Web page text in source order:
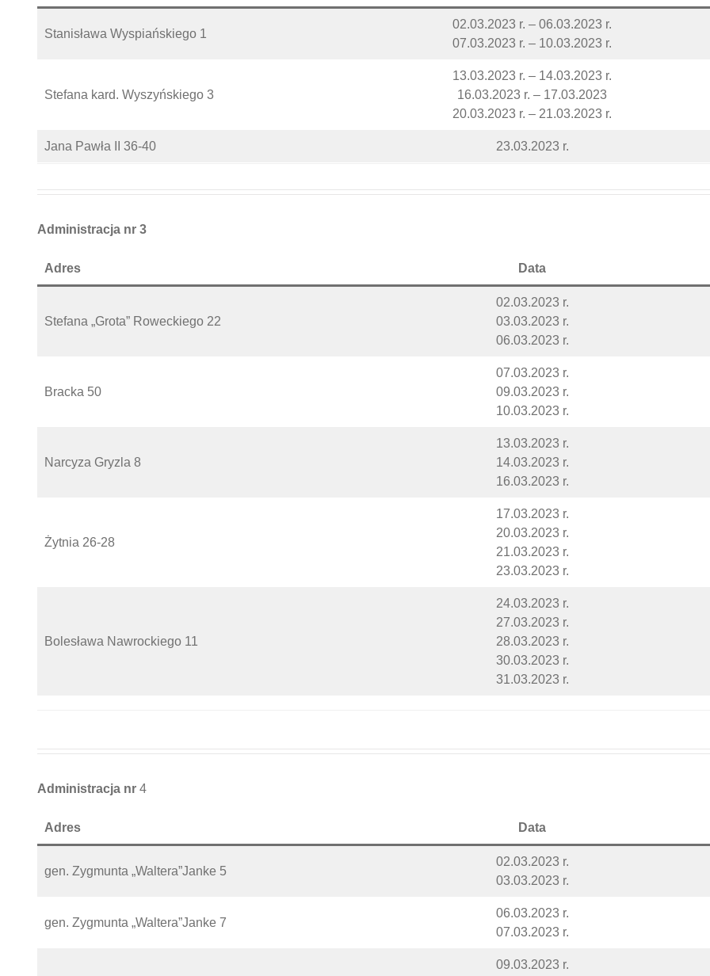
Stanisława Wyspiańskiego 1
02.03.2023 r. – 06.03.2023 r.
07.03.2023 r. – 10.03.2023 r.
Stefana kard. Wyszyńskiego 3
13.03.2023 r. – 14.03.2023 r.
16.03.2023 r. – 17.03.2023
20.03.2023 r. – 21.03.2023 r.
Jana Pawła II 36-40 23.03.2023 r.
Administracja nr 3
Adres Data
Stefana „Grota” Roweckiego 22
02.03.2023 r.
03.03.2023 r.
06.03.2023 r.
Bracka 50
07.03.2023 r.
09.03.2023 r.
10.03.2023 r.
Narcyza Gryzla 8
13.03.2023 r.
14.03.2023 r.
16.03.2023 r.
Żytnia 26-28
17.03.2023 r.
20.03.2023 r.
21.03.2023 r.
23.03.2023 r.
Bolesława Nawrockiego 11
24.03.2023 r.
27.03.2023 r.
28.03.2023 r.
30.03.2023 r.
31.03.2023 r.
Administracja nr 4
Adres Data
gen. Zygmunta „Waltera”Janke 5
02.03.2023 r.
03.03.2023 r.
gen. Zygmunta „Waltera”Janke 7
06.03.2023 r.
07.03.2023 r.
09.03.2023 r.